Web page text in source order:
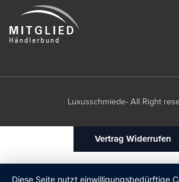
Luxusschmiede- All Right
Vertrag Widerrufen
Diese Seite nutzt einwilligungsbedürftige